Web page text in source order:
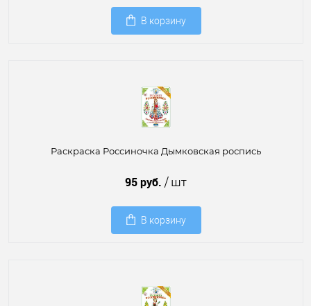
В корзину
Раскраска Россиночка Дымковская роспись
95 руб. / шт
В корзину